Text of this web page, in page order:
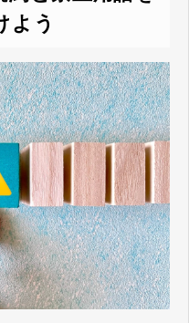
よう